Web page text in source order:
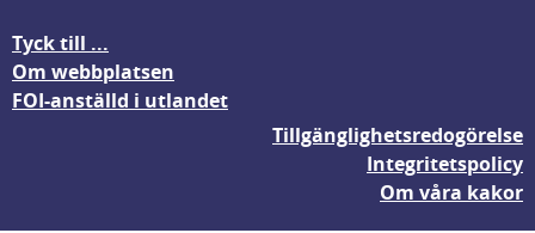
Tyck till ...
Om webbplatsen
FOI-anställd i utlandet
Tillgänglighetsredogörelse
Integritetspolicy
Om våra kakor